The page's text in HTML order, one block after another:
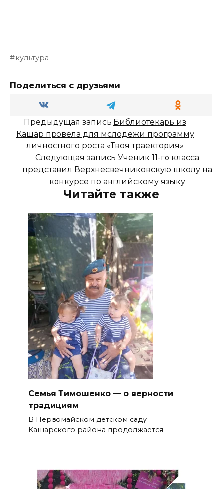
культура
Поделиться с друзьями
Предыдущая запись Библиотекарь из
Кашар провела для молодежи программу
личностного роста «Твоя траектория»
Следующая запись Ученик 11-го класса
представил Верхнесвечниковскую школу на
конкурсе по английскому языку
Читайте также
Семья Тимошенко — о верности
традициям
В Первомайском детском саду
Кашарского района продолжается